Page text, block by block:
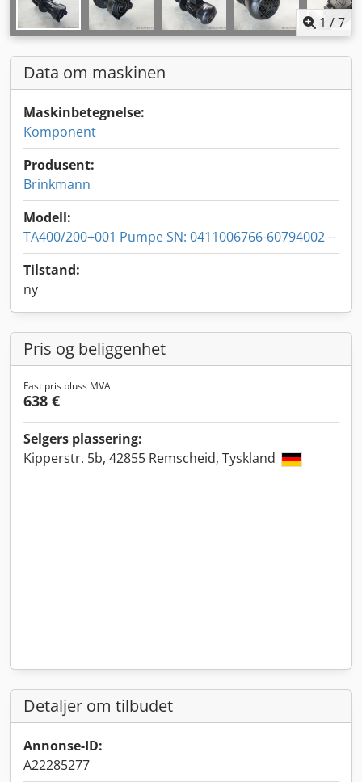
1 /7
Data om maskinen
Maskinbetegnelse:
Komponent
Produsent:
Brinkmann
Modell:
TA400/200+001 Pumpe SN: 0411006766-60794002 --
Tilstand:
ny
Pris og beliggenhet
Fast pris pluss MVA
638 €
Selgers plassering:
Kipperstr. 5b, 42855 Remscheid, Tyskland
Detaljer om tilbudet
Annonse-ID:
A22285277